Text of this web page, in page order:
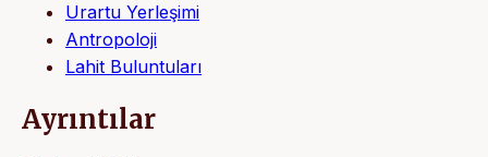
Urartu Yerleşimi
Antropoloji
Lahit Buluntuları
Ayrıntılar